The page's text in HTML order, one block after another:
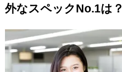
外なスペックNo.1は？